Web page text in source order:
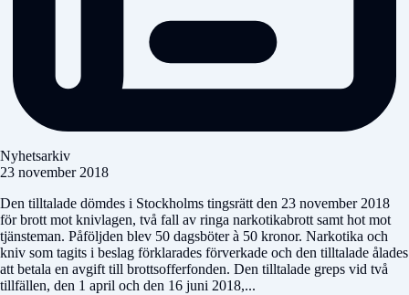
Nyhetsarkiv
23 november 2018
Den tilltalade dömdes i Stockholms tingsrätt den 23 november 2018
för brott mot knivlagen, två fall av ringa narkotikabrott samt hot mot
tjänsteman. Påföljden blev 50 dagsböter à 50 kronor. Narkotika och
kniv som tagits i beslag förklarades förverkade och den tilltalade ålades
att betala en avgift till brottsofferfonden. Den tilltalade greps vid två
tillfällen, den 1 april och den 16 juni 2018,...